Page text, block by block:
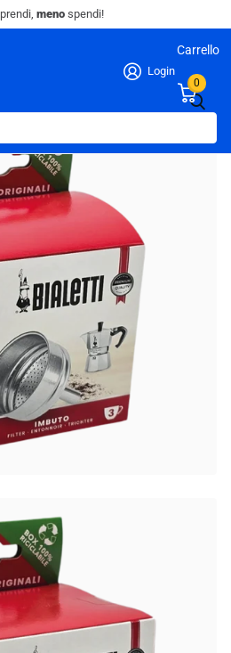
Minimo 4 articoli nel carrello.
Login
Carrello
0